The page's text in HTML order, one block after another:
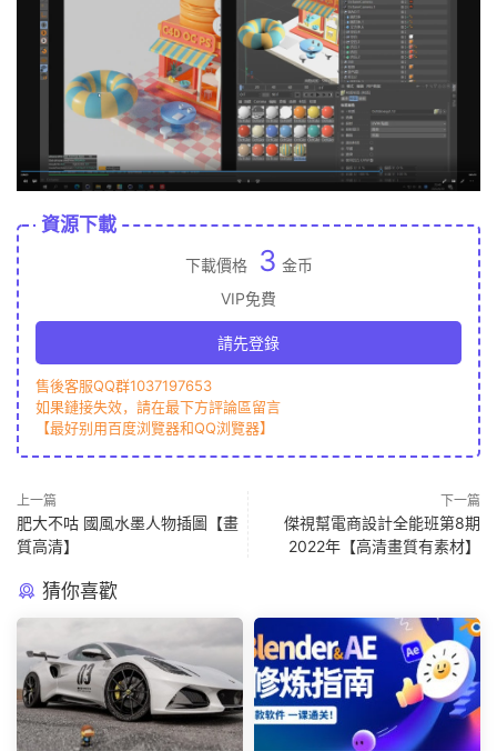
資源下載
下載價格 3 金币
VIP免費
請先登錄
售後客服QQ群1037197653
如果鏈接失效，請在最下方評論區留言
【最好别用百度浏覽器和QQ浏覽器】
上一篇
肥大不咕 國風水墨人物插圖【畫
質高清】
下一篇
傑視幫電商設計全能班第8期
2022年【高清畫質有素材】
猜你喜歡